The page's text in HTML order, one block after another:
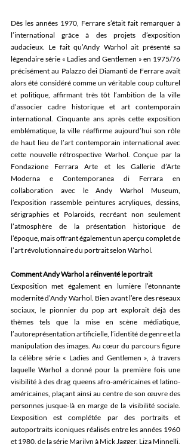
Dès les années 1970, Ferrare s’était fait remarquer à
l’international grâce à des projets d’exposition
audacieux. Le fait qu’Andy Warhol ait présenté sa
légendaire série « Ladies and Gentlemen » en 1975/76
précisément au Palazzo dei Diamanti de Ferrare avait
alors été considéré comme un véritable coup culturel
et politique, affirmant très tôt l’ambition de la ville
d’associer cadre historique et art contemporain
international. Cinquante ans après cette exposition
emblématique, la ville réaffirme aujourd’hui son rôle
de haut lieu de l’art contemporain international avec
cette nouvelle rétrospective Warhol. Conçue par la
Fondazione Ferrara Arte et les Gallerie d’Arte
Moderna e Contemporanea di Ferrara en
collaboration avec le Andy Warhol Museum,
l’exposition rassemble peintures acryliques, dessins,
sérigraphies et Polaroids, recréant non seulement
l’atmosphère de la présentation historique de
l’époque, mais offrant également un aperçu complet de
l’art révolutionnaire du portrait selon Warhol.
Comment Andy Warhol a réinventé le portrait
L’exposition met également en lumière l’étonnante
modernité d’Andy Warhol. Bien avant l’ère des réseaux
sociaux, le pionnier du pop art explorait déjà des
thèmes tels que la mise en scène médiatique,
l’autoreprésentation artificielle, l’identité de genre et la
manipulation des images. Au cœur du parcours figure
la célèbre série « Ladies and Gentlemen », à travers
laquelle Warhol a donné pour la première fois une
visibilité à des drag queens afro-américaines et latino-
américaines, plaçant ainsi au centre de son œuvre des
personnes jusque-là en marge de la visibilité sociale.
L’exposition est complétée par des portraits et
autoportraits iconiques réalisés entre les années 1960
et 1980, de la série Marilyn à Mick Jagger, Liza Minnelli,